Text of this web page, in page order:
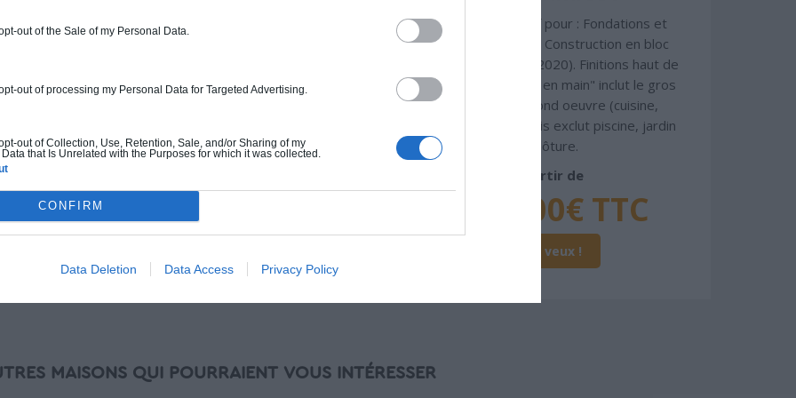
out of the Sale of my Personal Data.
out of processing my Personal Data for Targeted Advertising.
out of Collection, Use, Retention, Sale, and/or Sharing of my
that Is Unrelated with the Purposes for which it was collected.
CONFIRM
Data Deletion Data Access Privacy Policy
Chiffrage estimatif pour : Fondations et
gamme. Le prix "clé en main" inclut le gros
et clôture.
376 000€ TTC
Chiffrage estimatif pour : Fondations et
normes standards. Construction en bloc
coffrant isolant (RT 2020). Finitions haut de
gamme. Le prix "clé en main" inclut le gros
oeuvre et le second oeuvre (cuisine,
peinture, sols...), mais exclut piscine, jardin
et clôture.
À partir de
433 000€ TTC
Je la veux !
MAISONS QUI POURRAIENT VOUS INTÉRESSER